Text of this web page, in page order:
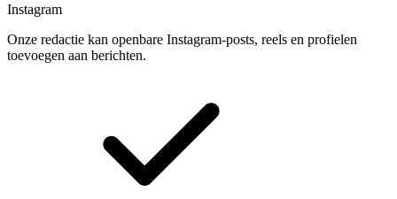
Instagram
Onze redactie kan openbare Instagram-posts, reels en profielen
toevoegen aan berichten.